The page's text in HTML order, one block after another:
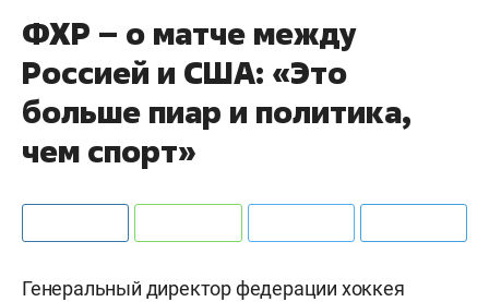
ФХР – о матче между
Россией и США: «Это
больше пиар и политика,
чем спорт»
Генеральный директор федерации хоккея